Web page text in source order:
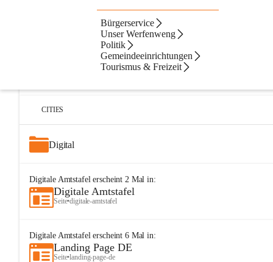
Bürgerservice
Unser Werfenweng
Politik
Gemeindeeinrichtungen
Tourismus & Freizeit
Artikel Dateien
Digitale Amtstafel
CITIES
Digital
Digitale Amtstafelerscheint 2Mal in:
Digitale Amtstafel
Seite•digitale-amtstafel
Digitale Amtstafelerscheint 6Mal in:
Landing Page DE
Seite•landing-page-de